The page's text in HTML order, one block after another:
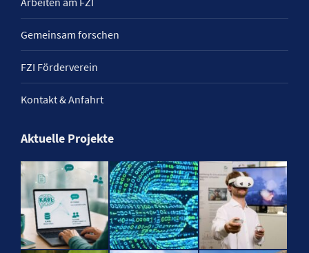
Gemeinsam forschen
FZI Förderverein
Kontakt & Anfahrt
Aktuelle Projekte